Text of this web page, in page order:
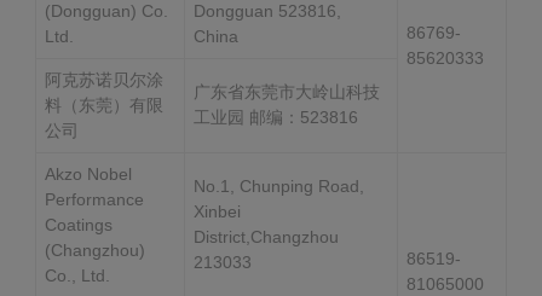
(Dongguan) Co.
Ltd.
Dongguan 523816,
China
86769-
85620333
阿克苏诺贝尔涂
料（东莞）有限
公司
广东省东莞市大岭山科技
工业园 邮编：523816
Akzo Nobel
Performance
Coatings
(Changzhou)
Co., Ltd.
No.1, Chunping Road,
Xinbei
District,Changzhou
213033
86519-
81065000